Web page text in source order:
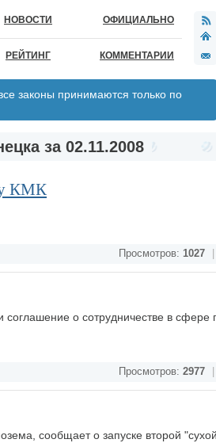
НОВОСТИ ОФИЦИАЛЬНО
РЕЙТИНГ КОММЕНТАРИИ
законы принимаются только по
за 02.11.2008
у КМК
Просмотров: 1027
соглашение о сотрудничестве в
Просмотров: 2977
сообщает о запуске второй